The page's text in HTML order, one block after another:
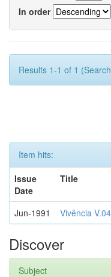
In order
Results 1-1 of 1
Item hits:
Issue
Date
Title
Jun-1991 Vivência
Discover
Subject